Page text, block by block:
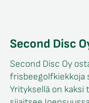
Second Disc
Second Disc Oy
frisbeegolfkiekkoja
Yrityksellä on